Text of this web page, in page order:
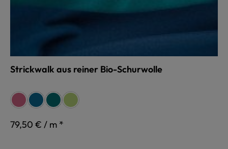
Strickwalk aus reiner Bio-Schurwolle
Farbe auswählen
fuchsiaindigoblau
petrol maigrün
79,50 € / m *